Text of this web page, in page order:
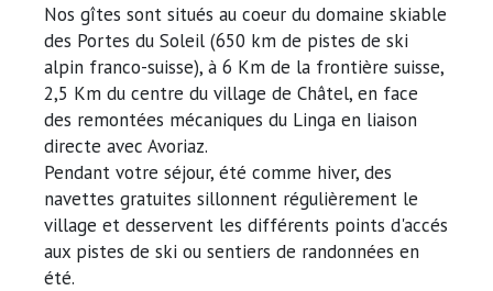
Nos gîtes sont situés au coeur du domaine skiable
des Portes du Soleil (650 km de pistes de ski
alpin franco-suisse), à 6 Km de la frontière suisse,
2,5 Km du centre du village de Châtel, en face
des remontées mécaniques du Linga en liaison
directe avec Avoriaz.
Pendant votre séjour, été comme hiver, des
navettes gratuites sillonnent régulièrement le
village et desservent les différents points d'accés
aux pistes de ski ou sentiers de randonnées en
été.